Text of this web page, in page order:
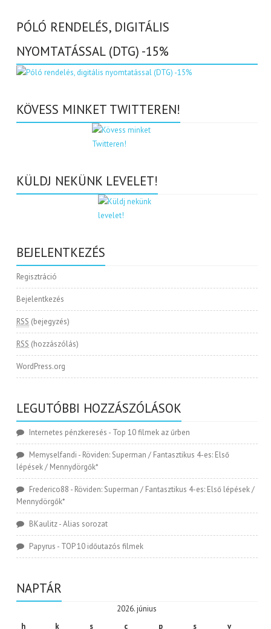
PÓLÓ RENDELÉS, DIGITÁLIS
NYOMTATÁSSAL (DTG) -15%
KÖVESS MINKET TWITTEREN!
KÜLDJ NEKÜNK LEVELET!
BEJELENTKEZÉS
Regisztráció
Bejelentkezés
RSS (bejegyzés)
RSS (hozzászólás)
WordPress.org
LEGUTÓBBI HOZZÁSZÓLÁSOK
Internetes pénzkeresés - Top 10 filmek az űrben
Memyselfandi - Röviden: Superman / Fantasztikus 4-es: Első
lépések / Mennydörgők*
Frederico88 - Röviden: Superman / Fantasztikus 4-es: Első lépések /
Mennydörgők*
BKaulitz-Alias sorozat
Papyrus - TOP 10 időutazós filmek
NAPTÁR
2026. június
h
k s c p s v